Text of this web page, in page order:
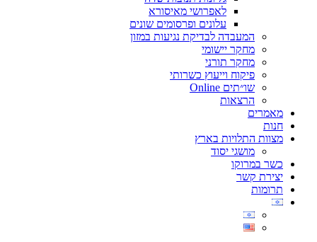
לאפרושי מאיסורא
עלונים ופרסומים שונים
המעבדה לבדיקת נגיעות במזון
מחקר יישומי
מחקר תורני
פיקוח וייעוץ כשרותי
שו״תים Online
הרצאות
מאמרים
חנות
מצוות התלויות בארץ
מושגי יסוד
כשר במרוקו
יצירת קשר
תרומות